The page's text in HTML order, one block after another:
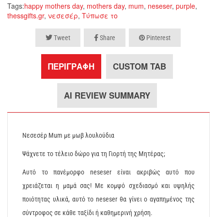
Tags:happy mothers day, mothers day, mum, neseser, purple,
thessgifts.gr, νεσεσέρ, Τύπωσε το
Tweet Share Pinterest
ΠΕΡΙΓΡΑΦΉ CUSTOM TAB
AI REVIEW SUMMARY
Νεσεσέρ Mum με μωβ λουλούδια
Ψάχνετε το τέλειο δώρο για τη Γιορτή της Μητέρας;
Αυτό το πανέμορφο neseser είναι ακριβώς αυτό που
χρειάζεται η μαμά σας! Με κομψό σχεδιασμό και υψηλής
ποιότητας υλικά, αυτό το neseser θα γίνει ο αγαπημένος της
σύντροφος σε κάθε ταξίδι ή καθημερινή χρήση.